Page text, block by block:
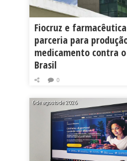
Fiocruz e
parceria para
medicamento contra
Brasil
0
6 de agosto de 2026